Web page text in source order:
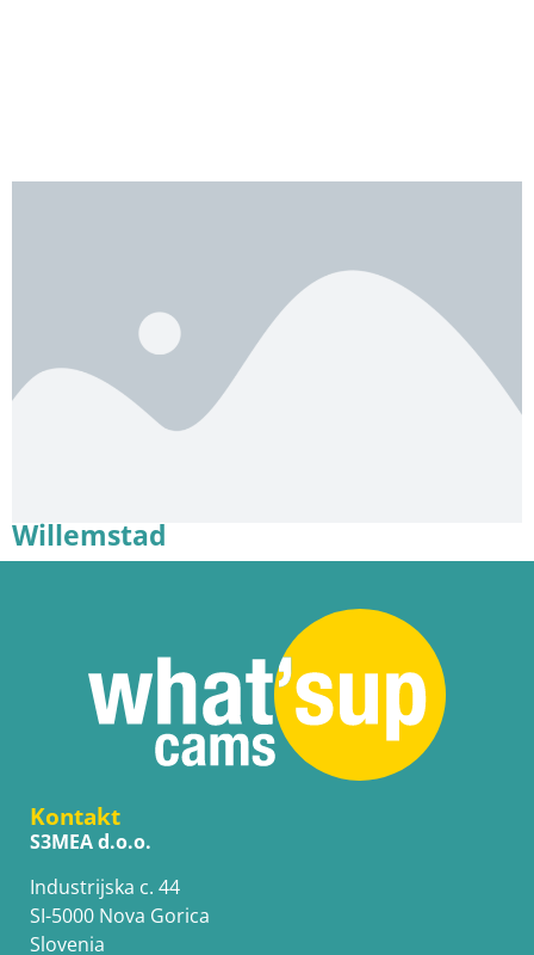
Willemstad
Kontakt
S3MEA d.o.o.
Industrijska c. 44
SI-5000 Nova Gorica
Slovenia